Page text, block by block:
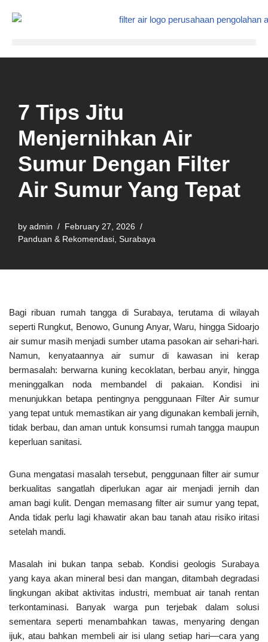
content
7 Tips Jitu
Menjernihkan Air
Sumur Dengan Filter
Air Sumur Yang Tepat
by admin
February 27, 2026
Panduan & Rekomendasi, Surabaya
Bagi ribuan rumah tangga di Surabaya, terutama di wilayah
seperti Rungkut, Benowo, Gunung Anyar, Waru, hingga Sidoarjo
air sumur masih menjadi sumber utama pasokan air sehari-hari.
Namun, kenyataannya air sumur di kawasan ini kerap
bermasalah: berwarna kuning kecoklatan, berbau anyir, hingga
meninggalkan noda membandel di pakaian. Kondisi ini
menunjukkan betapa pentingnya penggunaan Filter Air sumur
yang tepat untuk memastikan air yang digunakan kembali jernih,
tidak berbau, dan aman untuk konsumsi rumah tangga maupun
keperluan sanitasi.
Guna mengatasi masalah tersebut, penggunaan filter air sumur
berkualitas sangatlah diperlukan agar air menjadi jernih dan
aman bagi kulit. Dengan memasang filter air sumur yang tepat,
Anda tidak perlu lagi khawatir akan bau tanah atau risiko iritasi
setelah mandi.
Masalah ini bukan tanpa sebab. Kondisi geologis Surabaya
yang kaya akan mineral besi dan mangan, ditambah degradasi
lingkungan akibat aktivitas industri, membuat air tanah rentan
terkontaminasi. Banyak warga pun terjebak dalam solusi
sementara seperti menambahkan tawas, menyaring dengan
ijuk, atau bahkan membeli air isi ulang setiap hari—cara yang